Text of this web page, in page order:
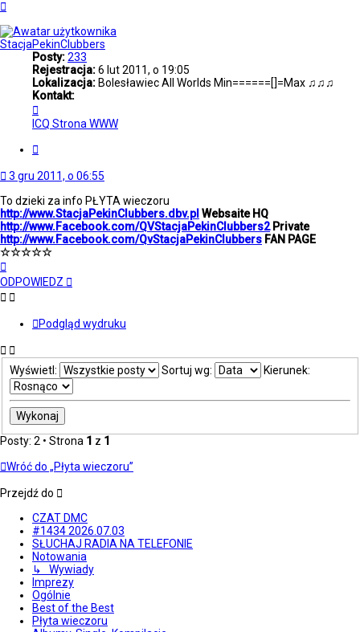
StacjaPekinClubbers
Posty:233
Rejestracja:6 lut 2011, o 19:05
Lokalizacja: Bolesławiec All Worlds Min======[]=Max ♫♫♫
Kontakt:
się
z
ICQ Strona WWW
3 gru 2011, o 06:55
To dzieki za info PŁYTA wieczoru
http://www.StacjaPekinClubbers.dbv.pl Websaite HQ
http://www.Facebook.com/QVStacjaPekinClubbers2Private
http://www.Facebook.com/QvStacjaPekinClubbers FAN PAGE
☆☆☆☆☆
górę
ODPOWIEDZ
Podgląd wydruku
Wyświetl: Sortuj wg: Kierunek:
Posty: 2 • Strona 1 z 1
Wróć do „Płyta wieczoru”
Przejdź do
CZAT DMC
#1434 2026.07.03
SŁUCHAJ RADIA NA TELEFONIE
Notowania
↳ Wywiady
Imprezy
Ogólnie
Best of the Best
Płyta wieczoru